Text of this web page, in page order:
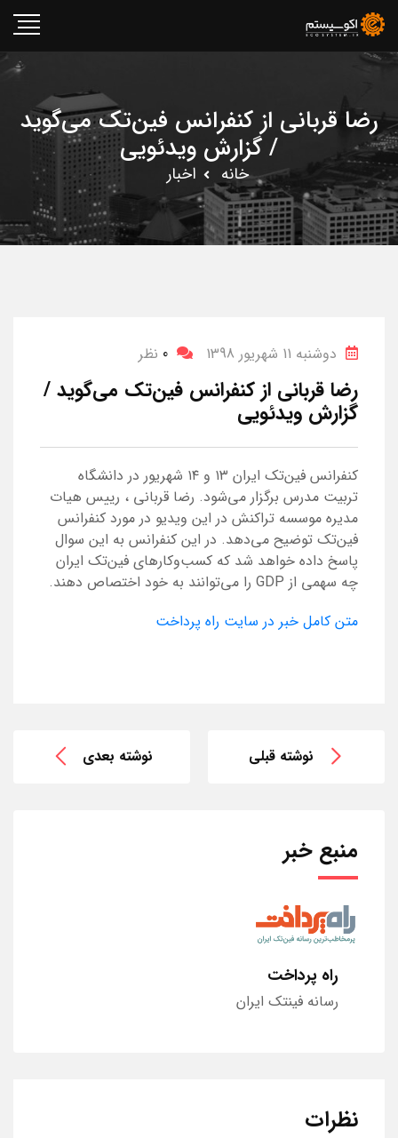
رضا قربانی از کنفرانس فین‌تک می‌گوید
/ گزارش ویدئویی
خانه اخبار
دوشنبه 11 شهریور 1398 0 نظر
رضا قربانی از کنفرانس فین‌تک می‌گوید /
گزارش ویدئویی
کنفرانس فین‌تک ایران ۱۳ و ۱۴ شهریور در دانشگاه
تربیت مدرس برگزار می‌شود. رضا قربانی ، رییس هیات
مدیره موسسه تراکنش در این ویدیو در مورد کنفرانس
فین‌تک توضیح می‌دهد. در این کنفرانس به این سوال
پاسخ داده خواهد شد که کسب‌وکارهای فین‌تک ایران
چه سهمی از GDP را می‌توانند به خود اختصاص دهند.
متن کامل خبر در سایت راه پرداخت
نوشته قبلی نوشته بعدی
منبع خبر
راه پرداخت
رسانه فینتک ایران
نظرات